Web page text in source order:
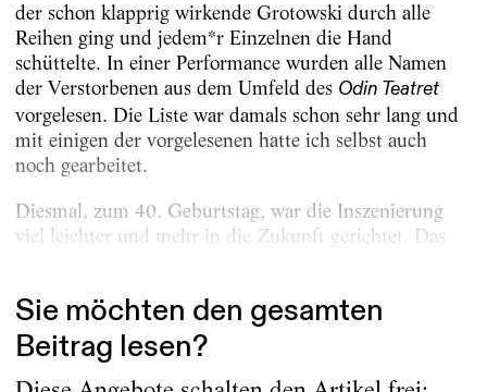
der schon klapprig wirkende Grotowski durch alle
Reihen ging und jedem*r Einzelnen die Hand
schüttelte. In einer Performance wurden alle Namen
der Verstorbenen aus dem Umfeld des Odin Teatret
vorgelesen. Die Liste war damals schon sehr lang und
mit einigen der vorgelesenen hatte ich selbst auch
noch gearbeitet.
Diesmal, zum 40. Geburtstag, war die Inszenierung
viel leichter und mehr in die Zukunft gerichtet. Das
Sie möchten den gesamten
Beitrag lesen?